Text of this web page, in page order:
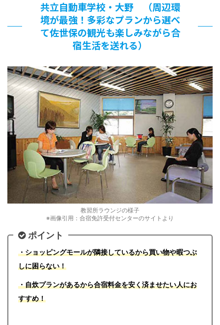
共立自動車学校・大野 （周辺環
境が最強！多彩なプランから選べ
て佐世保の観光も楽しみながら合
宿生活を送れる）
教習所ラウンジの様子
※画像引用：合宿免許受付センターのサイトより
ポイント
・ショッピングモールが隣接しているから買い物や暇つぶ
しに困らない！
・自炊プランがあるから合宿料金を安く済ませたい人にお
すすめ！